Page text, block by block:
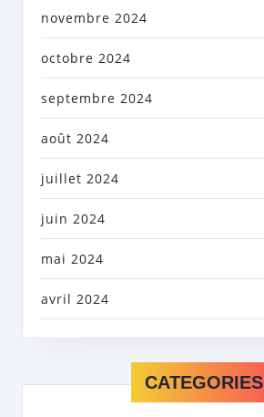
novembre 2024
octobre 2024
septembre 2024
août 2024
juillet 2024
juin 2024
mai 2024
avril 2024
CATEGORIES